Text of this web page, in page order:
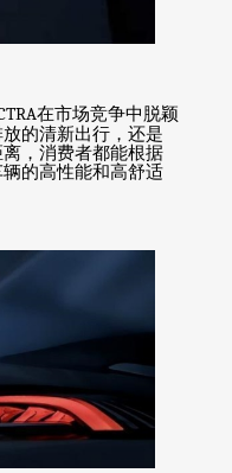
在市场竞争中脱颖
的清新出行，还是
，消费者都能根据
的高性能和高舒适